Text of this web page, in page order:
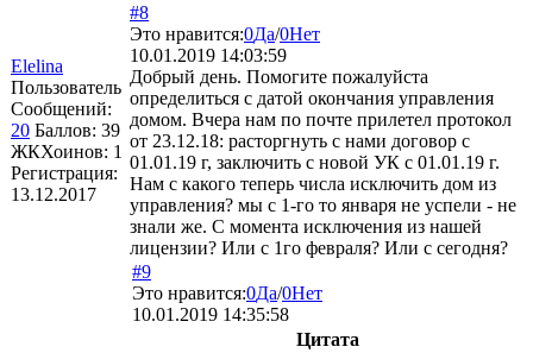
Elelina
Пользователь
Сообщений:
20 Баллов: 39
ЖКХоинов: 1
Регистрация:
13.12.2017
#8
Это нравится:0Да/0Нет
10.01.2019 14:03:59
Добрый день. Помогите пожалуйста
определиться с датой окончания управления
домом. Вчера нам по почте прилетел протокол
от 23.12.18: расторгнуть с нами договор с
01.01.19 г, заключить с новой УК с 01.01.19 г.
Нам с какого теперь числа исключить дом из
управления? мы с 1-го то января не успели - не
знали же. С момента исключения из нашей
лицензии? Или с 1го февраля? Или с сегодня?
#9
Это нравится:0Да/0Нет
10.01.2019 14:35:58
Цитата